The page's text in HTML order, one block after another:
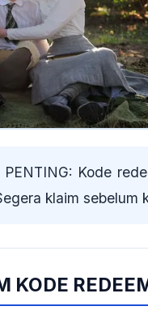
Kode
klaim sebelum
KODE